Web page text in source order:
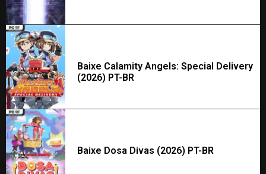
Baixe Calamity Angels: Special Delivery
(2026) PT-BR
Baixe Dosa Divas (2026) PT-BR